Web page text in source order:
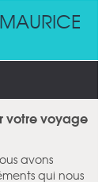
votre voyage
avons
qui nous